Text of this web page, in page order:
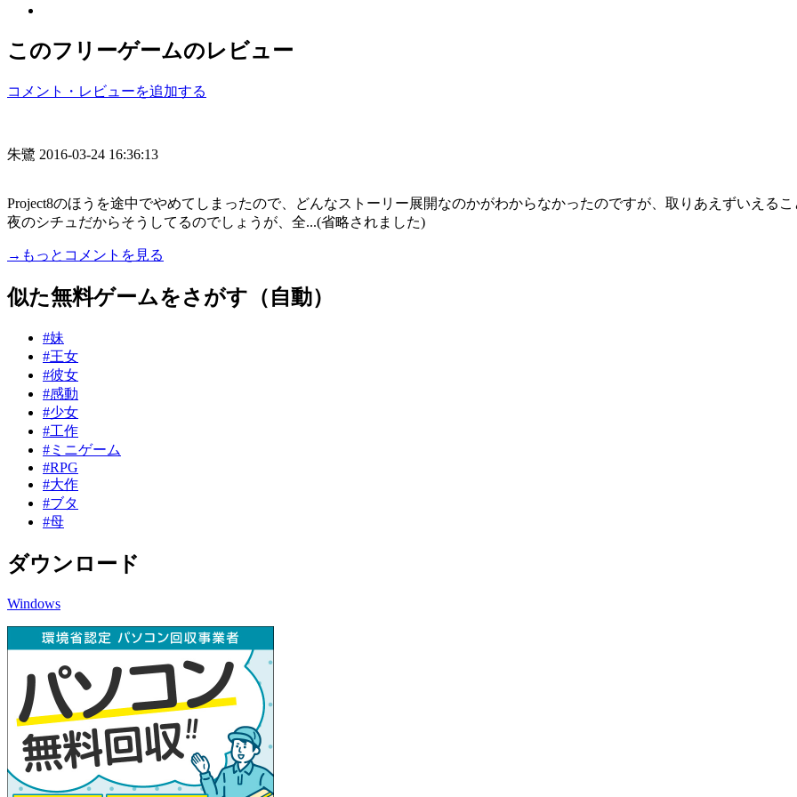
このフリーゲームのレビュー
コメント・レビューを追加する
朱鷺 2016-03-24 16:36:13
Project8のほうを途中でやめてしまったので、どんなストーリー展開なのかがわからなかったのですが、取りあえずいえるこ
夜のシチュだからそうしてるのでしょうが、全...(省略されました)
→もっとコメントを見る
似た無料ゲームをさがす（自動）
#妹
#王女
#彼女
#感動
#少女
#工作
#ミニゲーム
#RPG
#大作
#ブタ
#母
ダウンロード
Windows